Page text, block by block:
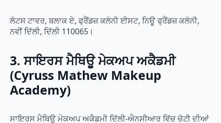
ਲੋਟਸ ਟਾਵਰ, ਬਲਾਕ ਏ, ਫ੍ਰੈਂਡਜ਼ ਕਲੋਨੀ ਈਸਟ, ਨਿਊ ਫ੍ਰੈਂਡਜ਼ ਕਲੋਨੀ,
ਨਵੀਂ ਦਿੱਲੀ, ਦਿੱਲੀ 110065।
3. ਸਾਇਰਸ ਮੈਥਿਊ ਮੇਕਅਪ ਅਕੈਡਮੀ
(Cyruss Mathew Makeup
Academy)
ਸਾਇਰਸ ਮੈਥਿਊ ਮੇਕਅਪ ਅਕੈਡਮੀ ਦਿੱਲੀ-ਐਨਸੀਆਰ ਵਿੱਚ ਚੋਟੀ ਦੀਆਂ